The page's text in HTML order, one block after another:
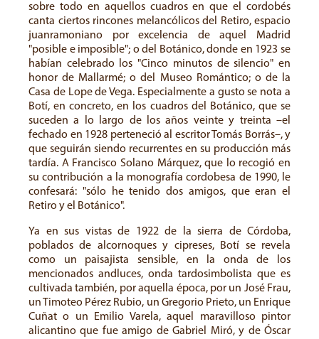
sobre todo en aquellos cuadros en que el cordobés
canta ciertos rincones melancólicos del Retiro, espacio
juanramoniano por excelencia de aquel Madrid
"posible e imposible"; o del Botánico, donde en 1923 se
habían celebrado los "Cinco minutos de silencio" en
honor de Mallarmé; o del Museo Romántico; o de la
Casa de Lope de Vega. Especialmente a gusto se nota a
Botí, en concreto, en los cuadros del Botánico, que se
suceden a lo largo de los años veinte y treinta –el
fechado en 1928 perteneció al escritor Tomás Borrás–, y
que seguirán siendo recurrentes en su producción más
tardía. A Francisco Solano Márquez, que lo recogió en
su contribución a la monografía cordobesa de 1990, le
confesará: "sólo he tenido dos amigos, que eran el
Retiro y el Botánico".
Ya en sus vistas de 1922 de la sierra de Córdoba,
poblados de alcornoques y cipreses, Botí se revela
como un paisajista sensible, en la onda de los
mencionados andluces, onda tardosimbolista que es
cultivada también, por aquella época, por un José Frau,
un Timoteo Pérez Rubio, un Gregorio Prieto, un Enrique
Cuñat o un Emilio Varela, aquel maravilloso pintor
alicantino que fue amigo de Gabriel Miró, y de Óscar